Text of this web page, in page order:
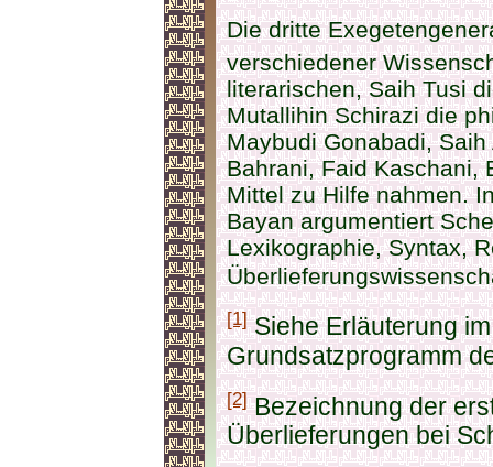
Die dritte
verschiedener
literarischen, Saih Tusi
Mutallihin Schirazi die
Maybudi Gonabadi,
Bahrani, Faid Kaschani,
Mittel zu Hilfe nahmen.
Bayan argumentiert
Lexikographie, Syntax,
[1]Siehe Erläuterung
Grundsatzprogramm
[2]Bezeichnung der
Überlieferungen bei